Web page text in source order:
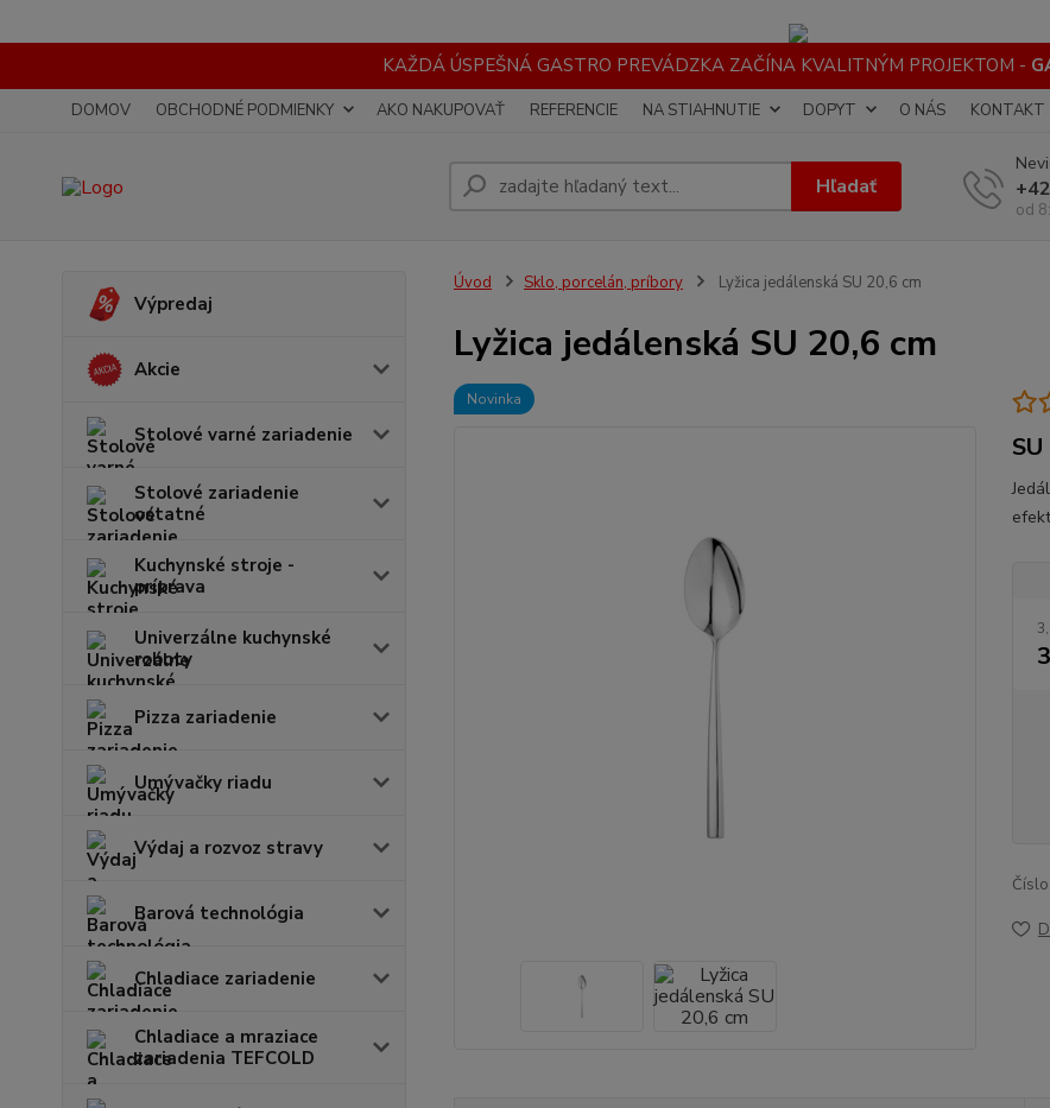
KAŽDÁ ÚSPEŠNÁ GASTRO PREVÁDZKA ZAČÍNA KVALITNÝM PROJEKTOM -
DOMOV OBCHODNÉ PODMIENKY AKO NAKUPOVAŤ REFERENCIE NA STIAHNUTIE DOPYT O NÁS KONTAKT
Hľadať
od
Výpredaj
Akcie
Stolové varné zariadenie
Stolové zariadenie
ostatné
Kuchynské stroje -
príprava
Univerzálne kuchynské
roboty
Pizza zariadenie
Umývačky riadu
Výdaj a rozvoz stravy
Barová technológia
Chladiace zariadenie
Chladiace a mraziace
zariadenia TEFCOLD
Úvod Sklo, porcelán, príbory Lyžica jedálenská SU 20,6 cm
Lyžica jedálenská SU 20,6 cm
Novinka